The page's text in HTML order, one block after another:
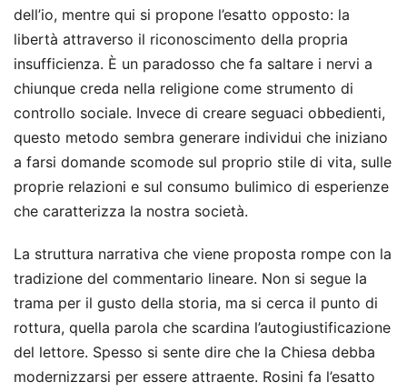
dell’io, mentre qui si propone l’esatto opposto: la
libertà attraverso il riconoscimento della propria
insufficienza. È un paradosso che fa saltare i nervi a
chiunque creda nella religione come strumento di
controllo sociale. Invece di creare seguaci obbedienti,
questo metodo sembra generare individui che iniziano
a farsi domande scomode sul proprio stile di vita, sulle
proprie relazioni e sul consumo bulimico di esperienze
che caratterizza la nostra società.
La struttura narrativa che viene proposta rompe con la
tradizione del commentario lineare. Non si segue la
trama per il gusto della storia, ma si cerca il punto di
rottura, quella parola che scardina l’autogiustificazione
del lettore. Spesso si sente dire che la Chiesa debba
modernizzarsi per essere attraente. Rosini fa l’esatto